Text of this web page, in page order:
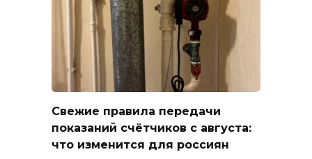
Свежие правила передачи
показаний счётчиков с августа:
что изменится для россиян